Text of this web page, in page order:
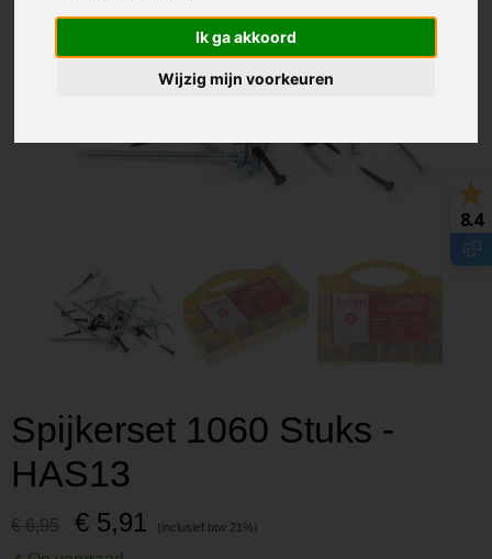
Ik ga akkoord
Wijzig mijn voorkeuren
Spijkerset 1060 Stuks -
HAS13
€ 6,95 € 5,91
8.4